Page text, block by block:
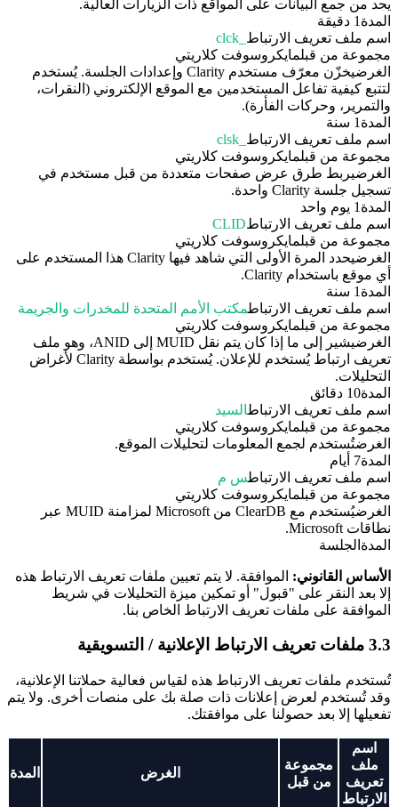
يحد من جمع البيانات على المواقع ذات الزيارات العالية.
المدة1 دقيقة
اسم ملف تعريف الارتباط
مجموعة من قبلمايكروسوفت كلاريتي
الغرض
يخزّن معرّف مستخدم Clarity وإعدادات الجلسة. يُستخدم
لتتبع كيفية تفاعل المستخدمين مع الموقع الإلكتروني (النقرات،
والتمرير، وحركات الفأرة).
المدة1 سنة
اسم ملف تعريف الارتباط
مجموعة من قبلمايكروسوفت كلاريتي
الغرضيربط طرق عرض صفحات متعددة من قبل مستخدم في
تسجيل جلسة Clarity واحدة.
المدة1 يوم واحد
اسم ملف تعريف الارتباطCLID
مجموعة من قبلمايكروسوفت كلاريتي
الغرض
يحدد المرة الأولى التي شاهد فيها Clarity هذا المستخدم على
أي موقع باستخدام Clarity.
المدة1 سنة
اسم ملف تعريف الارتباطمكتب الأمم المتحدة للمخدرات والجريمة
مجموعة من قبلمايكروسوفت كلاريتي
الغرض
يشير إلى ما إذا كان يتم نقل MUID إلى ANID، وهو ملف
تعريف ارتباط يُستخدم للإعلان. يُستخدم بواسطة Clarity لأغراض
التحليلات.
المدة10 دقائق
اسم ملف تعريف الارتباطالسيد
مجموعة من قبلمايكروسوفت كلاريتي
الغرضتُستخدم لجمع المعلومات لتحليلات الموقع.
المدة7 أيام
اسم ملف تعريف الارتباطس م
مجموعة من قبلمايكروسوفت كلاريتي
الغرض
يُستخدم مع ClearDB من Microsoft لمزامنة MUID عبر
نطاقات Microsoft.
المدة الجلسة
الأساس القانوني: الموافقة. لا يتم تعيين ملفات تعريف الارتباط هذه
إلا بعد النقر على "قبول" أو تمكين ميزة التحليلات في شريط
الموافقة على ملفات تعريف الارتباط الخاص بنا.
3.3 ملفات تعريف الارتباط الإعلانية / التسويقية
تُستخدم ملفات تعريف الارتباط هذه لقياس فعالية حملاتنا الإعلانية،
وقد تُستخدم لعرض إعلانات ذات صلة بك على منصات أخرى. ولا يتم
تفعيلها إلا بعد حصولنا على موافقتك.
اسم
ملف
تعريف
الارتباط
مجموعة
من قبل
الغرض المدة